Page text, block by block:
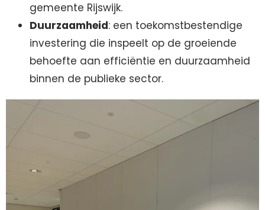
gemeente Rijswijk.
Duurzaamheid: een toekomstbestendige
investering die inspeelt op de groeiende
behoefte aan efficiëntie en duurzaamheid
binnen de publieke sector.